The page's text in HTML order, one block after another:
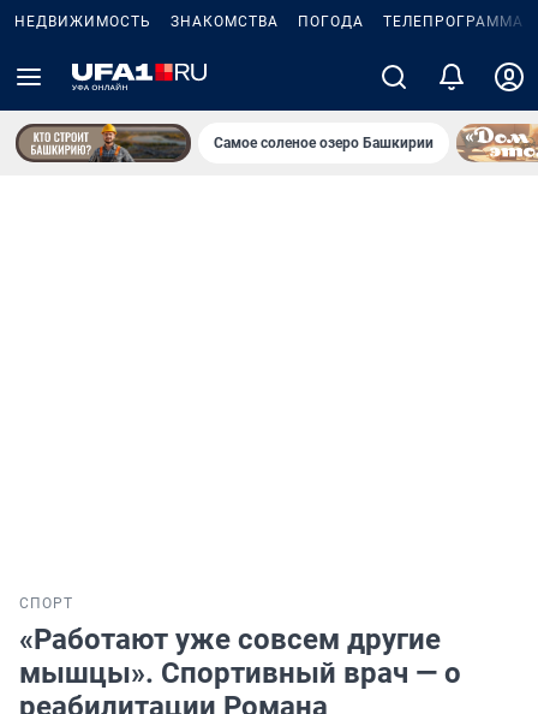
НЕДВИЖИМОСТЬ ЗНАКОМСТВА ПОГОДА ТЕЛЕПРОГРАММА
Самое соленое озеро Башкирии
СПОРТ
«Работают уже совсем другие
мышцы». Спортивный врач — о
реабилитации Романа